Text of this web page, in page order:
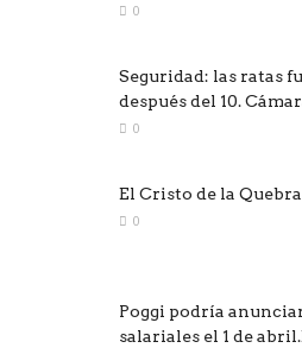
0
Seguridad: las ratas
después del 10.
0
El Cristo de la
0
Poggi podría
salariales el 1 de